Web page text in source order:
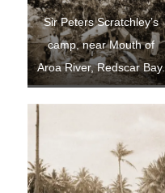
Sir Peters Scratchley’s
camp, near Mouth of
Aroa River, Redscar Bay.